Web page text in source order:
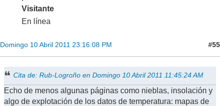
Visitante
En línea
Domingo 10 Abril 2011 23:16:08 PM #55
Cita de: Rub-Logroño en Domingo 10 Abril 2011 11:45:24 AM
Echo de menos algunas páginas como nieblas, insolación y
algo de explotación de los datos de temperatura: mapas de